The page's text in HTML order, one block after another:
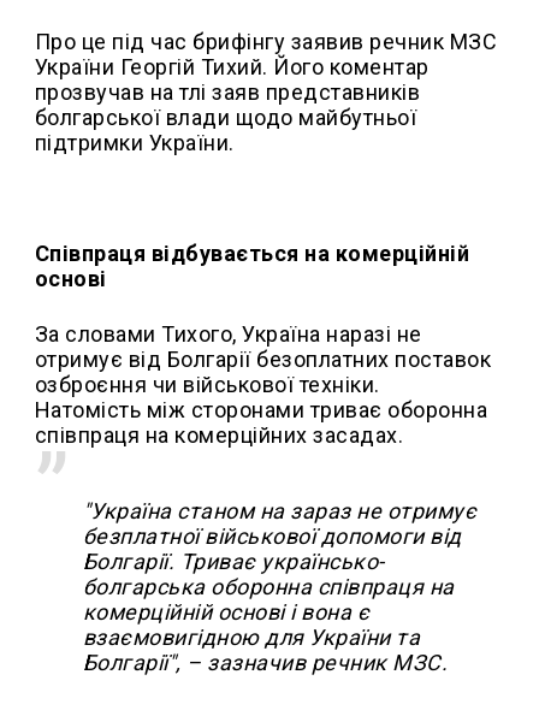
Про це під час брифінгу заявив речник МЗС
України Георгій Тихий. Його коментар
прозвучав на тлі заяв представників
болгарської влади щодо майбутньої
підтримки України.
Співпраця відбувається на комерційній
основі
За словами Тихого, Україна наразі не
отримує від Болгарії безоплатних поставок
озброєння чи військової техніки.
Натомість між сторонами триває оборонна
співпраця на комерційних засадах.
"Україна станом на зараз не отримує
безплатної військової допомоги від
Болгарії. Триває українсько-
болгарська оборонна співпраця на
комерційній основі і вона є
взаємовигідною для України та
Болгарії", – зазначив речник МЗС.